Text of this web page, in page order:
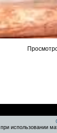
при использовании